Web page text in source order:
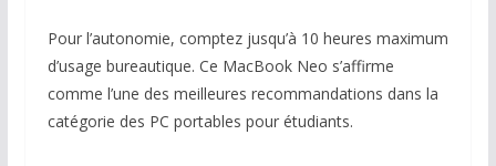
Pour l’autonomie, comptez jusqu’à 10 heures maximum
d’usage bureautique. Ce MacBook Neo s’affirme
comme l’une des meilleures recommandations dans la
catégorie des PC portables pour étudiants.